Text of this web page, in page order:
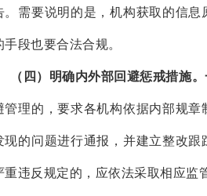
。需要说明的是，机构获取的信
手段也要合法合规。
（四）明确内外部回避惩戒措施
管理的，要求各机构依据内部规章
现的问题进行通报，并建立整改
重违反规定的，应依法采取相应监